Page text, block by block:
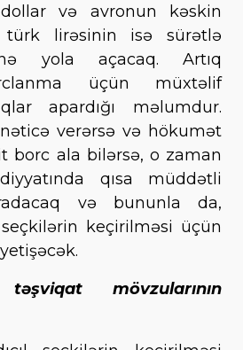
və avronun kəskin
türk lirəsinin isə sürətlə
yola açacaq. Artıq
üçün müxtəlif
apardığı məlumdur.
verərsə və hökumət
borc ala bilərsə, o zaman
qısa müddətli
və bununla da,
keçirilməsi üçün
mövzularının